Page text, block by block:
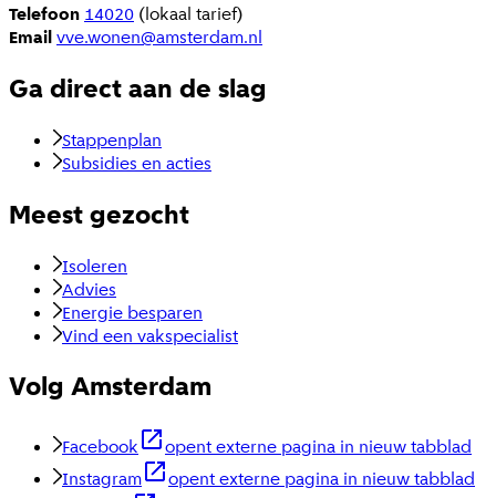
Telefoon 14020 (lokaal tarief)
Emailvve.wonen@amsterdam.nl
Ga direct aan de slag
Stappenplan
Subsidies en acties
Meest gezocht
Isoleren
Advies
Energie besparen
Vind een vakspecialist
Volg Amsterdam
Facebook
opent externe pagina in nieuw tabblad
Instagram
opent externe pagina in nieuw tabblad